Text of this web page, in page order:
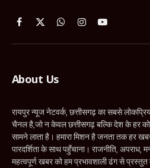
Facebook
X
WhatsApp
InstagramYouTube
About Us
रायपुर न्यूज नेटवर्क, छत्तीसगढ़ का सबसे
चैनल है,जो न केवल छत्तीसगढ़ बल्कि देश के हर
सामने लाता है। हमारा मिशन है जनता तक हर
पारदर्शिता के साथ पहुँचाना। राजनीति,
महत्वपूर्ण खबर को हम प्रभावशाली ढंग से